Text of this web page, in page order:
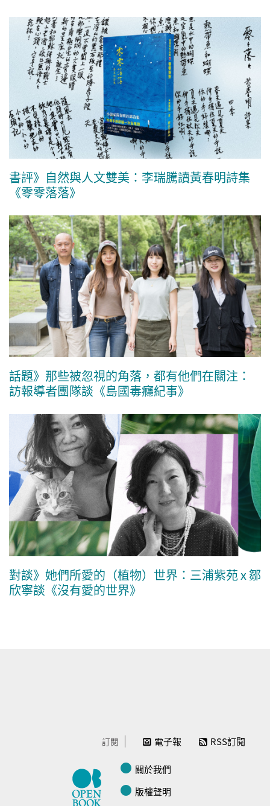
書評》自然與人文雙美：李瑞騰讀黃春明詩集
《零零落落》
話題》那些被忽視的角落，都有他們在關注：
訪報導者團隊談《島國毒癮紀事》
對談》她們所愛的（植物）世界：三浦紫苑 x 鄒
欣寧談《沒有愛的世界》
訂閱 電子報 RSS訂閱
關於我們
版權聲明